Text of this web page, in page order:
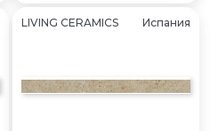
LIVING CERAMICS Испания